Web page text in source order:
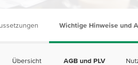
Wichtige Hinweise und
Übersicht AGB und PLV